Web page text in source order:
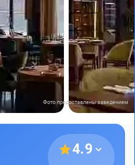
Фото предоставлены заведением
4.9